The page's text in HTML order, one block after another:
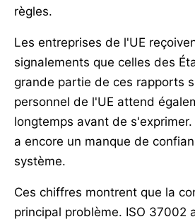
règles.
Les entreprises de l'UE
signalements que celles des
grande partie de ces rapports
personnel de l'UE attend
longtemps avant de
a encore un manque de
système.
Ces chiffres montrent que la
principal problème. ISO 37002